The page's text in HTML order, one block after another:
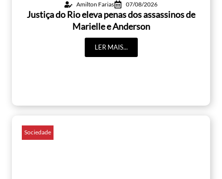
Amilton Farias 07/08/2026
Justiça do Rio eleva penas dos assassinos de
Marielle e Anderson
LER MAIS...
Sociedade